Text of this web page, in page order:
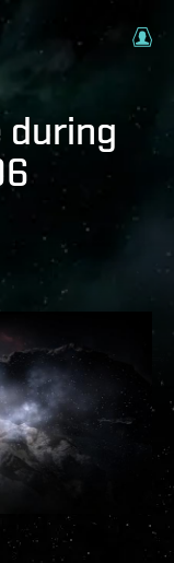
during